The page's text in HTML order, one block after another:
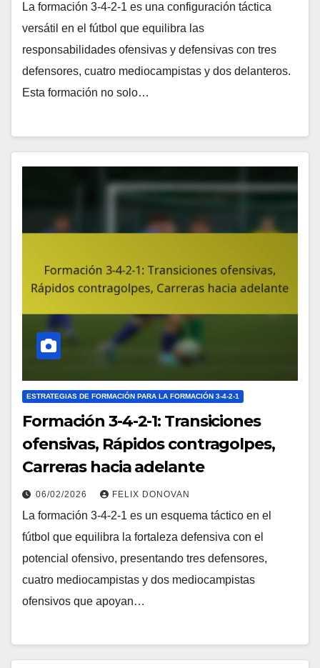
La formación 3-4-2-1 es una configuración táctica
versátil en el fútbol que equilibra las
responsabilidades ofensivas y defensivas con tres
defensores, cuatro mediocampistas y dos delanteros.
Esta formación no solo…
ESTRATEGIAS DE FORMACIÓN PARA LA FORMACIÓN 3-4-2-1
Formación 3-4-2-1: Transiciones
ofensivas, Rápidos contragolpes,
Carreras hacia adelante
06/02/2026 FELIX DONOVAN
La formación 3-4-2-1 es un esquema táctico en el
fútbol que equilibra la fortaleza defensiva con el
potencial ofensivo, presentando tres defensores,
cuatro mediocampistas y dos mediocampistas
ofensivos que apoyan…